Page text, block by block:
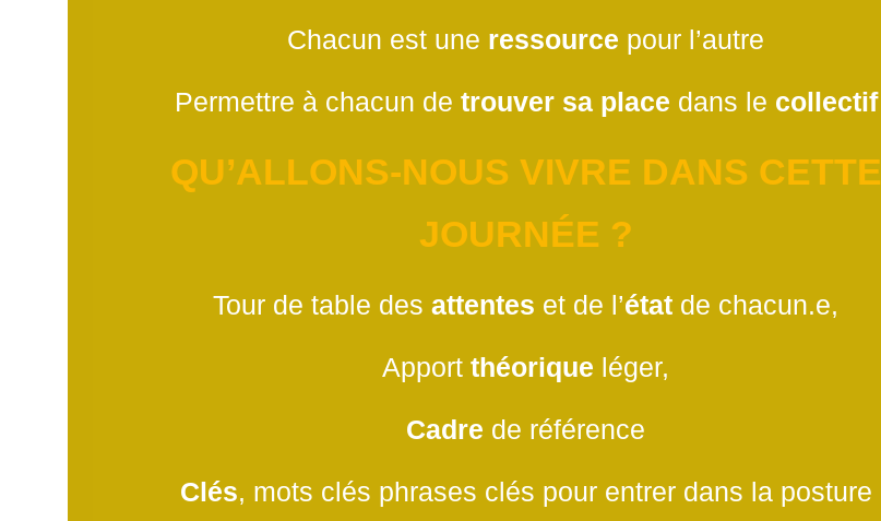
Chacun est une ressource pour l’autre
Permettre à chacun de trouver sa place dans le collectif
QU’ALLONS-NOUS VIVRE DANS CETTE
JOURNÉE ?
Tour de table des attentes et de l’état de chacun.e,
Apport théorique léger,
Cadre de référence
Clés, mots clés phrases clés pour entrer dans la posture